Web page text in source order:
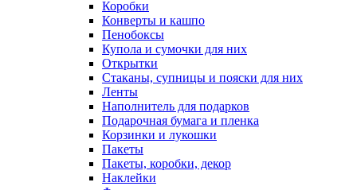
Коробки
Конверты и кашпо
Пенобоксы
Купола и сумочки для них
Открытки
Стаканы, супницы и пояски для них
Ленты
Наполнитель для подарков
Подарочная бумага и пленка
Корзинки и лукошки
Пакеты
Пакеты, коробки, декор
Наклейки